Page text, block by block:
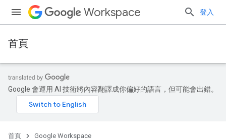
Workspace 登入
首頁
Google 會運用 AI 技術將內容翻譯成你偏好的語言，但可能會出錯。
首頁 Google Workspace